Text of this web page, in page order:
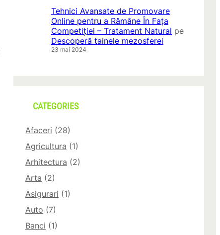
Tehnici Avansate de Promovare
Online pentru a Rămâne În Fața
Competiției – Tratament Natural pe
Descoperă tainele mezosferei
23 mai 2024
CATEGORIES
Afaceri (28)
Agricultura (1)
Arhitectura (2)
Arta (2)
Asigurari (1)
Auto (7)
Banci (1)